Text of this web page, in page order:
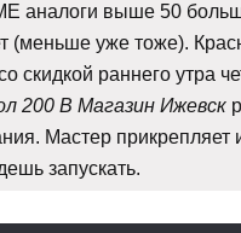
аналоги выше 50
(меньше уже тоже).
скидкой раннего утра
200 В Магазин Ижевск
Мастер прикрепляет
запускать.